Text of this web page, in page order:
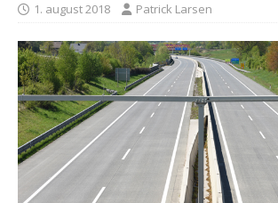
1. august 2018 Patrick Larsen